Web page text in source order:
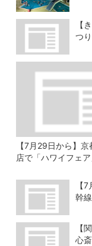
【
つ
【7月29日から】
店で「ハワイフェ
で人気のロコモコ
ドーナツがずらり【
幹
【
心